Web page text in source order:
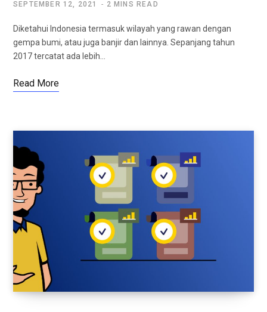
SEPTEMBER 12, 2021 2 MINS READ
Diketahui Indonesia termasuk wilayah yang rawan dengan
gempa bumi, atau juga banjir dan lainnya. Sepanjang tahun
2017 tercatat ada lebih…
Read More